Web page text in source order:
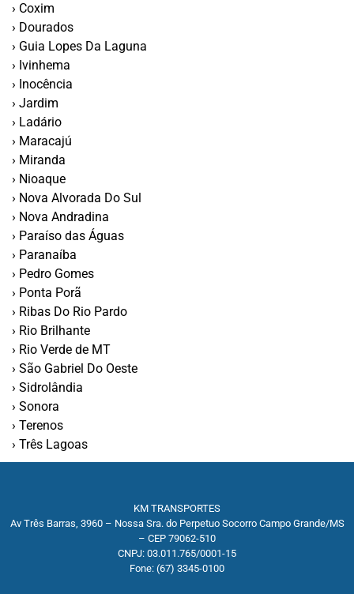
› Coxim
› Dourados
› Guia Lopes Da Laguna
› Ivinhema
› Inocência
› Jardim
› Ladário
› Maracajú
› Miranda
› Nioaque
› Nova Alvorada Do Sul
› Nova Andradina
› Paraí­so das Águas
› Paranaíba
› Pedro Gomes
› Ponta Porã
› Ribas Do Rio Pardo
› Rio Brilhante
› Rio Verde de MT
› São Gabriel Do Oeste
› Sidrolândia
› Sonora
› Terenos
› Três Lagoas
KM TRANSPORTES
Av Três Barras, 3960 – Nossa Sra. do Perpetuo Socorro Campo Grande/MS
– CEP 79062-510
CNPJ: 03.011.765/0001-15
Fone: (67) 3345-0100